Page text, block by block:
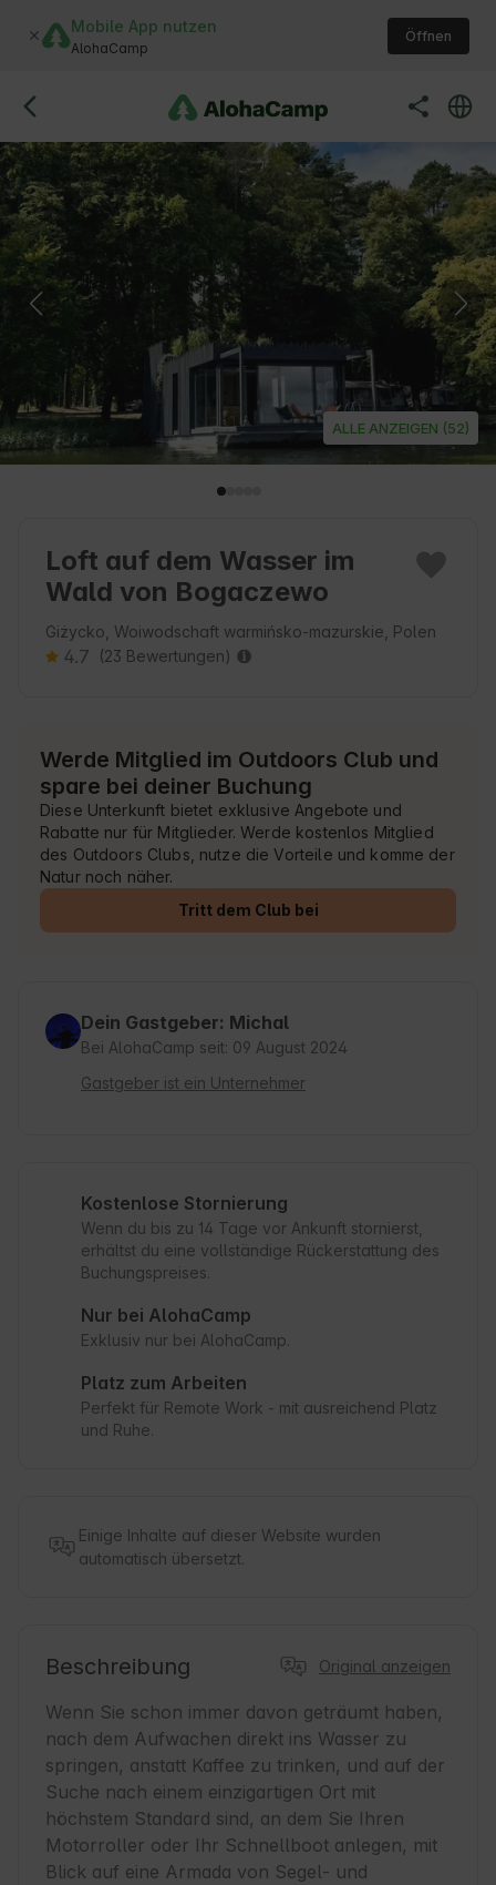
Mobile App nutzen
AlohaCamp
Öffnen
ALLE ANZEIGEN (52)
Loft auf dem Wasser im
Wald von Bogaczewo
Giżycko, Woiwodschaft warmińsko-mazurskie, Polen
4.7 (23 Bewertungen)
Werde Mitglied im Outdoors Club und
spare bei deiner Buchung
Diese Unterkunft bietet exklusive Angebote und
Rabatte nur für Mitglieder. Werde kostenlos Mitglied
des Outdoors Clubs, nutze die Vorteile und komme der
Natur noch näher.
Tritt dem Club bei
Dein Gastgeber: Michal
Bei AlohaCamp seit: 09 August 2024
Gastgeber ist ein Unternehmer
Kostenlose Stornierung
Wenn du bis zu 14 Tage vor Ankunft stornierst,
erhältst du eine vollständige Rückerstattung des
Buchungspreises.
Nur bei AlohaCamp
Exklusiv nur bei AlohaCamp.
Platz zum Arbeiten
Perfekt für Remote Work - mit ausreichend Platz
und Ruhe.
Einige Inhalte auf dieser Website wurden
automatisch übersetzt.
Beschreibung Original anzeigen
Wenn Sie schon immer davon geträumt haben,
nach dem Aufwachen direkt ins Wasser zu
springen, anstatt Kaffee zu trinken, und auf der
Suche nach einem einzigartigen Ort mit
höchstem Standard sind, an dem Sie Ihren
Motorroller oder Ihr Schnellboot anlegen, mit
Blick auf eine Armada von Segel- und